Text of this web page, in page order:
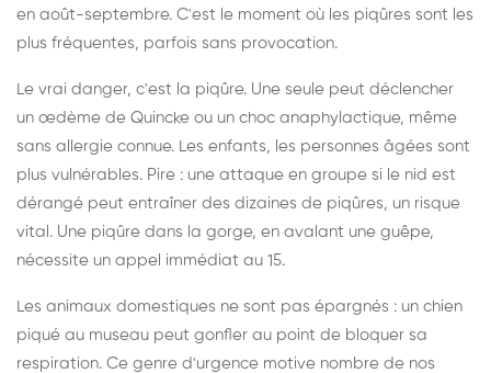
en août-septembre. C'est le moment où les piqûres sont les
plus fréquentes, parfois sans provocation.
Le vrai danger, c'est la piqûre. Une seule peut déclencher
un œdème de Quincke ou un choc anaphylactique, même
sans allergie connue. Les enfants, les personnes âgées sont
plus vulnérables. Pire : une attaque en groupe si le nid est
dérangé peut entraîner des dizaines de piqûres, un risque
vital. Une piqûre dans la gorge, en avalant une guêpe,
nécessite un appel immédiat au 15.
Les animaux domestiques ne sont pas épargnés : un chien
piqué au museau peut gonfler au point de bloquer sa
respiration. Ce genre d'urgence motive nombre de nos